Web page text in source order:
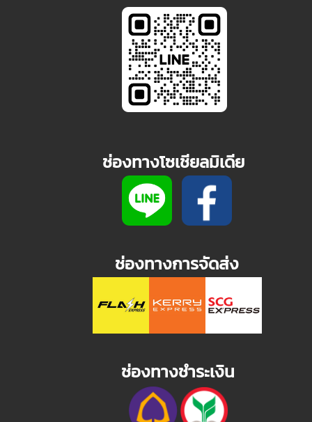
ช่องทางโซเชียลมิเดีย
ช่องทางการจัดส่ง
ช่องทางชำระเงิน